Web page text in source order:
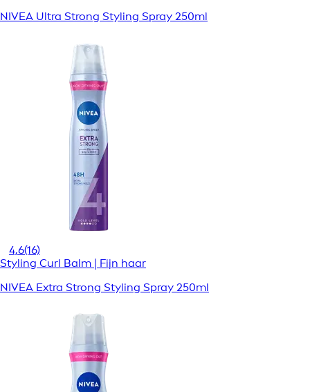
NIVEA Ultra Strong Styling Spray 250ml
4,6(16)
Styling Curl Balm | Fijn haar
NIVEA Extra Strong Styling Spray 250ml